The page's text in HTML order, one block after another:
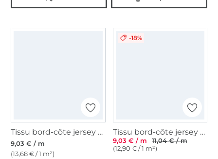
Tissu bord-côte jersey tubulaire lisse, noir
9,03 € / m
(13,68 € / 1 m²)
-18%
Tissu bord-côte jersey tubulaire Emma, blanc cassé
9,03 € / m
11,04 € / m
(12,90 € / 1 m²)